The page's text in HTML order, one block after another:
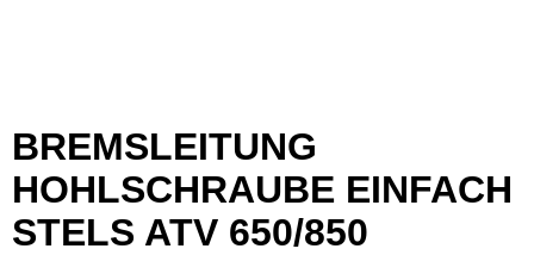
BREMSLEITUNG
HOHLSCHRAUBE EINFACH
STELS ATV 650/850